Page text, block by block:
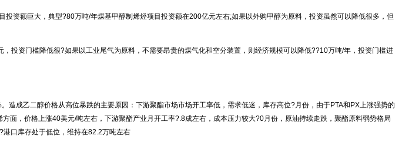
额巨大，典型?80万吨/年煤基甲醇制烯烃项目投资额在200亿元左右;如果以外购甲醇为原料，投资虽然可以降低很多，但
资门槛降低很?如果以工业尾气为原料，不需要昂贵的煤气化和空分装置，则经济规模可以降低??10万吨/年，投资门槛进
乙二醇价格从高位暴跌的主要原因：下游聚酯市场市场开工率低，需求低迷，库存高位?月份，由于PTA和PX上涨强势的
，价格上涨40美元/吨左右，下游聚酯产业月开工率?.8成左右，成本压力较大?0月份，原油持续走跌，聚酯原料弱势格局
口库存处于低位，维持在82.2万吨左右